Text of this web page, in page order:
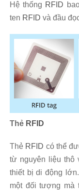
Hệ thống RFID
ten RFID và đầu
Thẻ RFID
Thẻ RFID có thể
từ nguyên liệu thô
thiết bị di động
một đối tượng mà